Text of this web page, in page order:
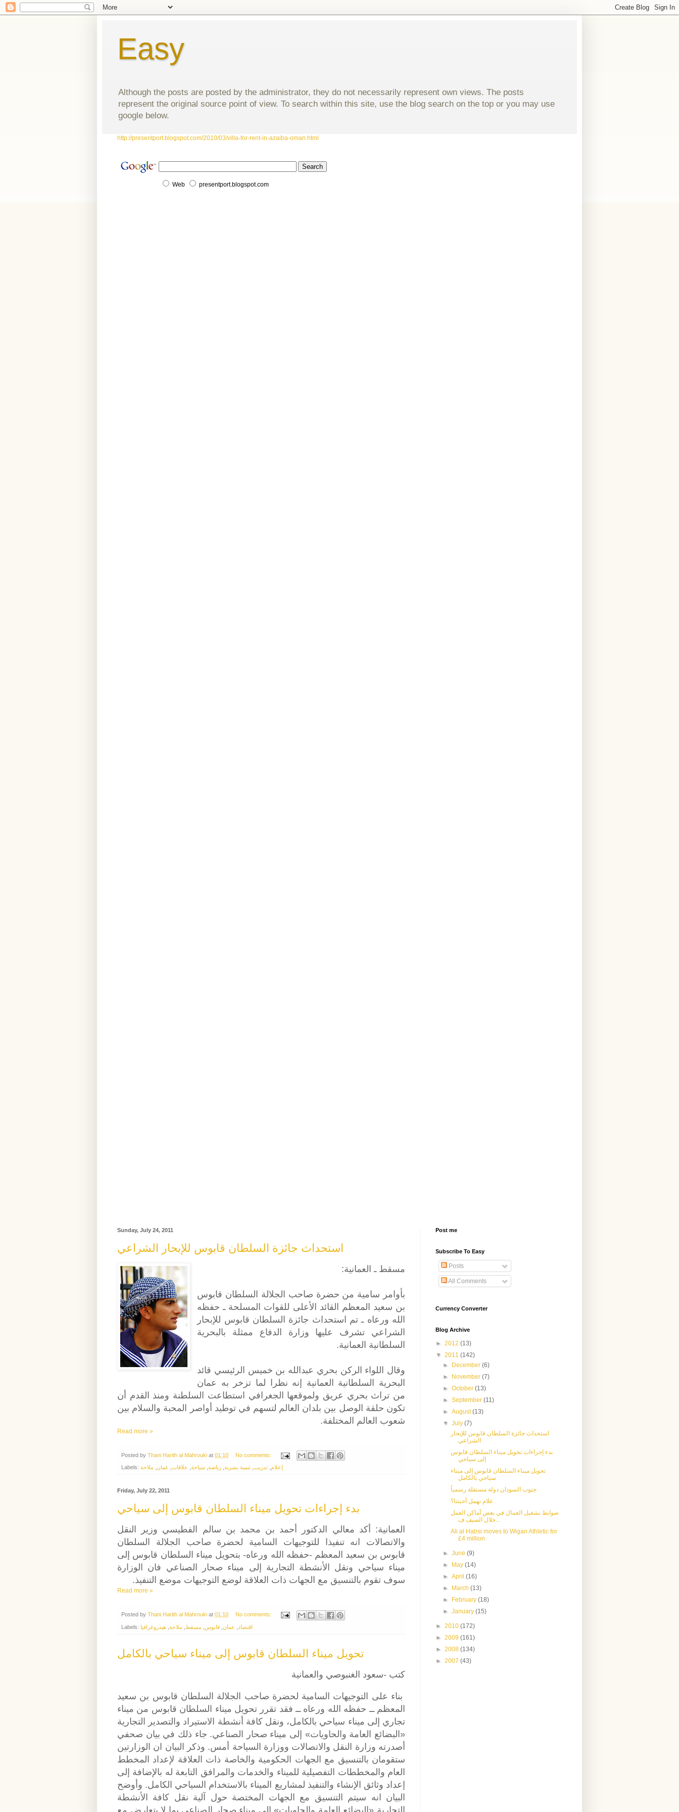
Easy
Although the posts are posted by the administrator, they do not necessarily represent own views. The posts
represent the original source point of view. To search within this site, use the blog search on the top or you may use
google below.
http://presentport.blogspot.com/2010/03/villa-for-rent-in-azaiba-oman.html
Web presentport.blogspot.com
Sunday, July 24, 2011
استحداث جائزة السلطان قابوس للإبحار الشراعي
مسقط ـ العمانية:
بأوامر سامية من حضرة صاحب الجلالة السلطان قابوس
بن سعيد المعظم القائد الأعلى للقوات المسلحة ـ حفظه
الله ورعاه ـ تم استحداث جائزة السلطان قابوس للإبحار
الشراعي تشرف عليها وزارة الدفاع ممثلة بالبحرية
السلطانية العمانية.
وقال اللواء الركن بحري عبدالله بن خميس الرئيسي قائد
البحرية السلطانية العمانية إنه نظرا لما تزخر به عمان
من تراث بحري عريق ولموقعها الجغرافي استطاعت السلطنة ومنذ القدم أن
تكون حلقة الوصل بين بلدان العالم لتسهم في توطيد أواصر المحبة والسلام بين
شعوب العالم المختلفة.
Read more »
Posted by Thani Harith al Mahrouki at 01:10 No comments:
Labels: إعلام, تدريب, تنمية بشرية, رياضة, سياحة, علاقات, عمان, ملاحة
Friday, July 22, 2011
بدء إجراءات تحويل ميناء السلطان قابوس إلى سياحي
العمانية: أكد معالي الدكتور أحمد بن محمد بن سالم الفطيسي وزير النقل
والاتصالات انه تنفيذا للتوجيهات السامية لحضرة صاحب الجلالة السلطان
قابوس بن سعيد المعظم -حفظه الله ورعاه- بتحويل ميناء السلطان قابوس إلى
ميناء سياحي ونقل الأنشطة التجارية إلى ميناء صحار الصناعي فان الوزارة
سوف تقوم بالتنسيق مع الجهات ذات العلاقة لوضع التوجيهات موضع التنفيذ.
Read more »
Posted by Thani Harith al Mahrouki at 01:10 No comments:
Labels: اقتصاد عمان قابوس مسقط ملاحة هيدروغرافيا
تحويل ميناء السلطان قابوس إلى ميناء سياحي بالكامل
كتب -سعود الغنبوصي والعمانية
بناء على التوجيهات السامية لحضرة صاحب الجلالة السلطان قابوس بن سعيد
المعظم ــ حفظه الله ورعاه ــ فقد تقرر تحويل ميناء السلطان قابوس من ميناء
تجاري إلى ميناء سياحي بالكامل، ونقل كافة أنشطة الاستيراد والتصدير التجارية
«البضائع العامة والحاويات» إلى ميناء صحار الصناعي. جاء ذلك في بيان صحفي
أصدرته وزارة النقل والاتصالات ووزارة السياحة أمس. وذكر البيان ان الوزارتين
ستقومان بالتنسيق مع الجهات الحكومية والخاصة ذات العلاقة لإعداد المخطط
العام والمخططات التفصيلية للميناء والخدمات والمرافق التابعة له بالإضافة إلى
إعداد وثائق الإنشاء والتنفيذ لمشاريع الميناء بالاستخدام السياحي الكامل. وأوضح
البيان انه سيتم التنسيق مع الجهات المختصة حول آلية نقل كافة الأنشطة
التجارية «البضائع العامة والحاويات» إلى ميناء صحار الصناعي بما لا يتعارض مع
Post me
Subscribe To Easy
Posts
All Comments
Currency Converter
Blog Archive
► 2012 (13)
▼ 2011 (142)
►
December(6)
►
November(7)
►October(13)
►September(11)
►August(13)
▼July(7)
استحداث جائزة السلطان قابوس للإبحار
الشراعي
بدء إجراءات تحويل ميناء السلطان قابوس
إلى سياحي
تحويل ميناء السلطان قابوس إلى ميناء
سياحي بالكامل
جنوب السودان دولة مستقلة رسمياً
علام نهمل أحبتنا؟
ضوابط نشغيل العمال في بعض أماكن العمل
خلال الصيف ف...
Ali al Habsi moves to Wigan Athletic for
£4 million
►June(9)
►
May(14)
►April(16)
►
March(13)
►
February(18)
►January(15)
► 2010 (172)
► 2009 (161)
► 2008 (134)
► 2007 (43)